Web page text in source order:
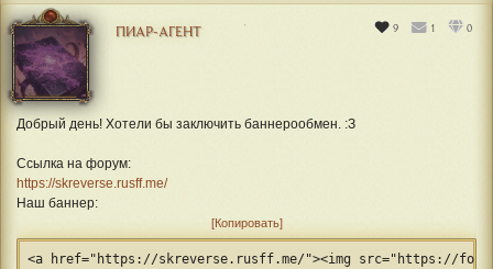
ПИАР-АГЕНТ 9 1 0
Добрый день! Хотели бы заключить баннерообмен. :З
Ссылка на форум:
https://skreverse.rusff.me/
Наш баннер:
Копировать
<a href="https://skreverse.rusff.me/"><img src="https://